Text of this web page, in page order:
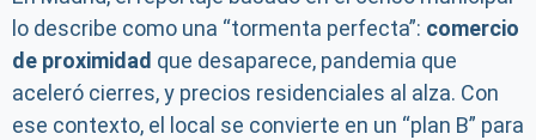
lo describe como una “tormenta perfecta”: comercio
de proximidad que desaparece, pandemia que
aceleró cierres, y precios residenciales al alza. Con
ese contexto, el local se convierte en un “plan B” para